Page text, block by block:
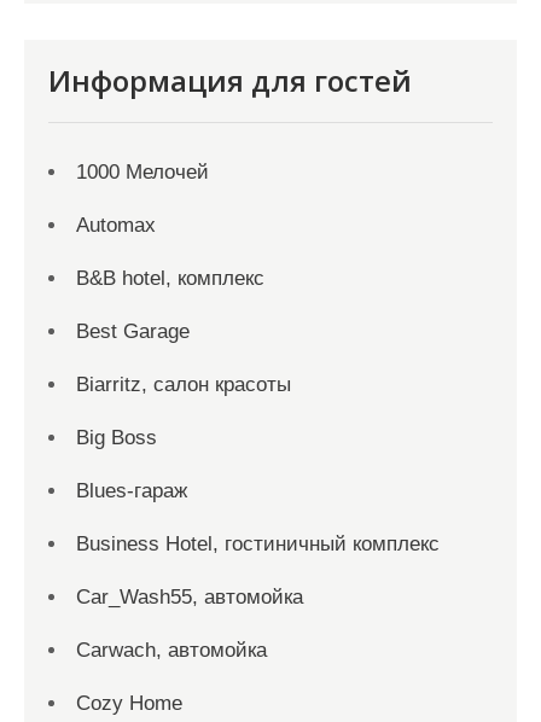
Информация для гостей
1000 Мелочей
Automax
B&B hotel, комплекс
Best Garage
Biarritz, салон красоты
Big Boss
Blues-гараж
Business Hotel, гостиничный комплекс
Car_Wash55, автомойка
Carwach, автомойка
Cozy Home